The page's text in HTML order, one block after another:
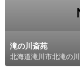
滝の川斎苑
北海道滝川市北滝の